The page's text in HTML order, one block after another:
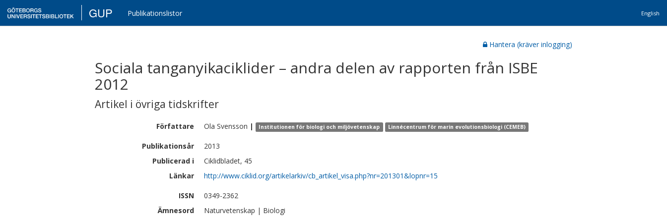
GUP Publikationslistor English
Hantera (kräver inlogging)
Sociala tanganyikaciklider – andra delen av rapporten från ISBE
2012
Artikel i övriga tidskrifter
Författare Ola Svensson | Institutionen för biologi och miljövetenskap Linnécentrum för marin evolutionsbiologi (CEMEB)
Publikationsår
2013
Publicerad i
Ciklidbladet, 45
Länkar
http://www.ciklid.org/artikelarkiv/cb_artikel_visa.php?nr=201301&lopnr=15
ISSN
0349-2362
Ämnesord
Naturvetenskap | Biologi